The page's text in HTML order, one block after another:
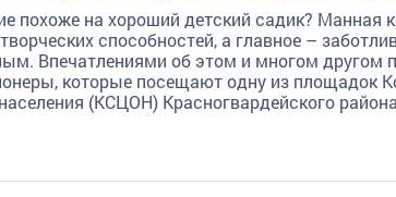
похоже на хороший детский садик? Манная
способностей, а главное –
Впечатлениями об этом и многом другом
которые посещают одну из площадок
(КСЦОН) Красногвардейского